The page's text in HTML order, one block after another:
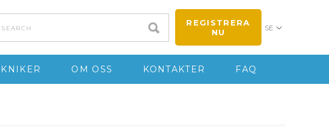
REGISTRERA
NU
SE
OM OSS KONTAKTER FAQ